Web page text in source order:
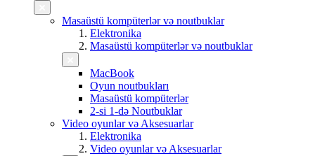
Masaüstü kompüterlər və noutbuklar
Elektronika
Masaüstü kompüterlər və noutbuklar
MacBook
Oyun noutbukları
Masaüstü kompüterlər
2-si 1-də Noutbuklar
Video oyunlar və Aksesuarlar
Elektronika
Video oyunlar və Aksesuarlar